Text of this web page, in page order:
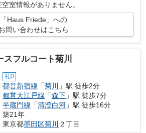
室情報がありません。
「Haus Friede」への
問い合わせはこちら
スフルコート菊川
礼0
都営新宿線 「菊川
」駅 徒歩2分
都営大江戸線 「森下 」駅 徒歩7分
半蔵門線 「清澄白河 」駅 徒歩16分
築21年
東京都墨田区菊川 ２丁目